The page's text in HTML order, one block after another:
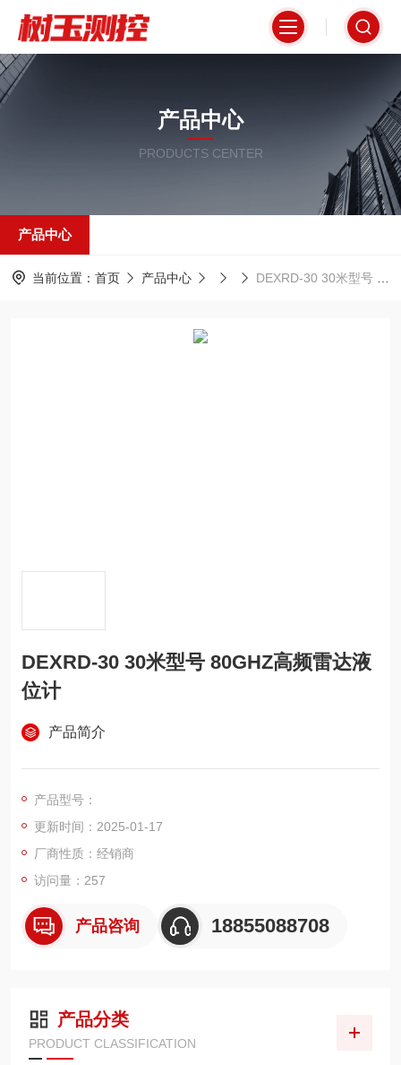
产品中心
PRODUCTS CENTER
产品中心
当前位置： 首页 产品中心 DEXRD-30 30米型号 80GHZ高频雷达液位计
DEXRD-30 30米型号 80GHZ高频雷达液
位计
产品简介
产品型号：
更新时间：2025-01-17
厂商性质：经销商
访问量：257
产品咨询 18855088708
产品分类
PRODUCT CLASSIFICATION